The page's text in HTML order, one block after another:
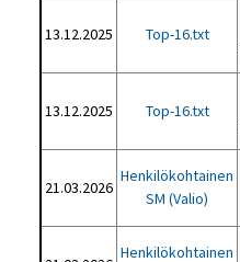
13.12.2025 Top-16.txt
13.12.2025 Top-16.txt
21.03.2026
Henkilökohtainen
SM (Valio)
Henkilökohtainen